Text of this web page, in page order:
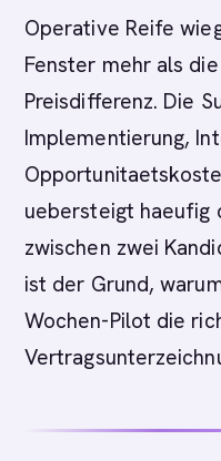
Operative Reife
Fenster mehr als
Preisdifferenz. Die
Implementierung,
uebersteigt haeufig
zwischen zwei
ist der Grund,
Wochen-Pilot die